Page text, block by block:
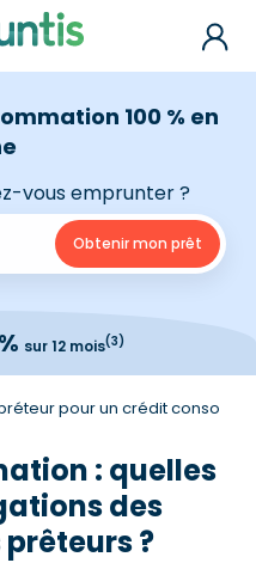
100 % en
vous emprunter ?
sur 12 mois(3)
pour un crédit conso
: quelles
des
?